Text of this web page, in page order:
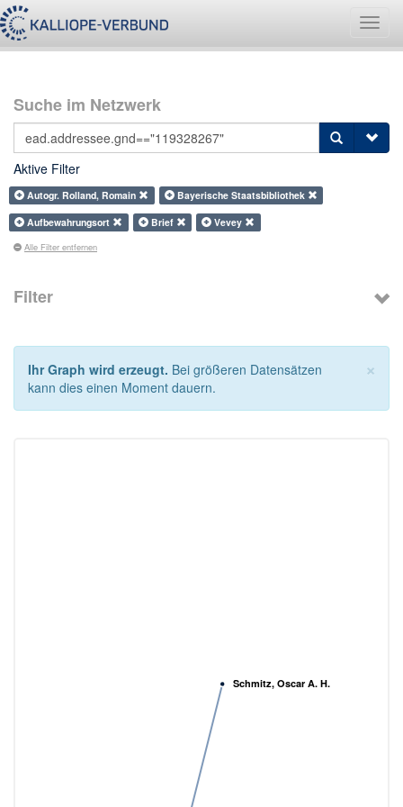
Suche im Netzwerk
Aktive Filter
Autogr. Rolland, Romain
Bayerische Staatsbibliothek
Aufbewahrungsort
Brief Vevey
Alle Filter entfernen
Filter
×
Ihr Graph wird erzeugt. Bei größeren Datensätzen
kann dies einen Moment dauern.
Schmitz, Oscar A. H.